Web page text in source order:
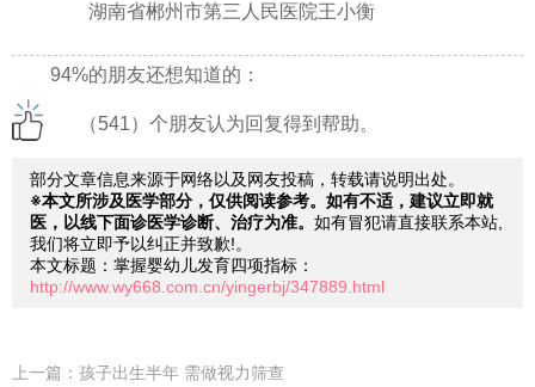
湖南省郴州市第三人民医院王小衡
94%的朋友还想知道的：
（541）个朋友认为回复得到帮助。
部分文章信息来源于网络以及网友投稿，转载请说明出处。
※本文所涉及医学部分，仅供阅读参考。如有不适，建议立即就
医，以线下面诊医学诊断、治疗为准。 如有冒犯请直接联系本站,
我们将立即予以纠正并致歉!。
本文标题：掌握婴幼儿发育四项指标：
http://www.wy668.com.cn/yingerbj/347889.html
上一篇： 孩子出生半年 需做视力筛查